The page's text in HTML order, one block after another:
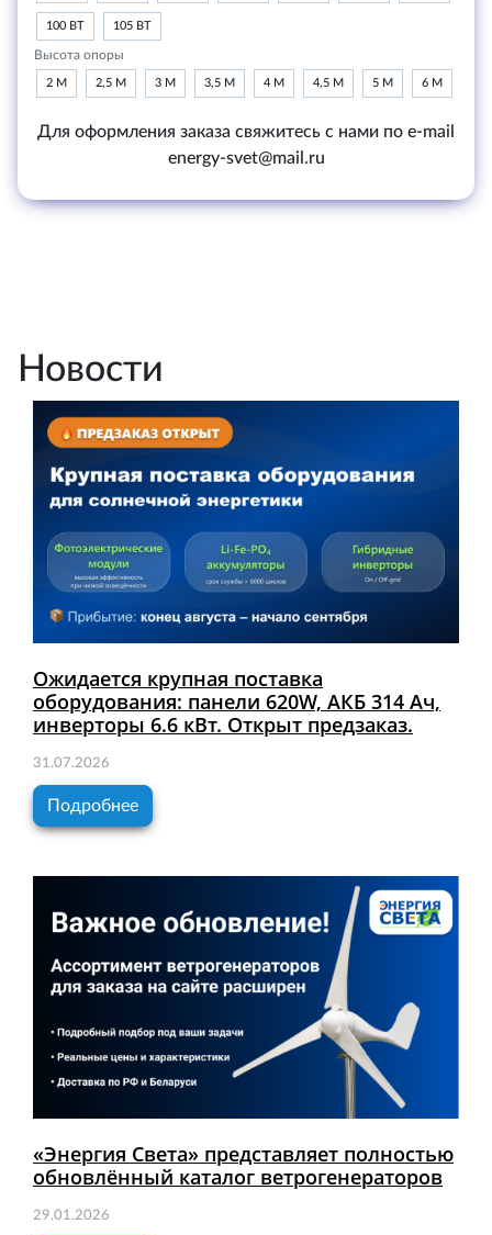
100 ВТ 105 ВТ
Высота опоры
2 М 2,5 М 3 М 3,5 М 4 М 4,5 М 5 М 6 М
Для оформления заказа свяжитесь с нами по e-mail
energy-svet@mail.ru
Новости
Ожидается крупная поставка
оборудования: панели 620W, АКБ 314 Ач,
инверторы 6.6 кВт. Открыт предзаказ.
31.07.2026
Подробнее
«Энергия Света» представляет полностью
обновлённый каталог ветрогенераторов
29.01.2026